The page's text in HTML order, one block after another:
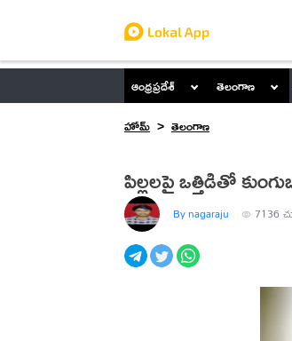
ఆంధ్రప్రదేశ్ తెలంగాణ
హోమ్
తెలంగాణ
పిల్లలపై ఒత్తిడితో
By nagaraju 7136